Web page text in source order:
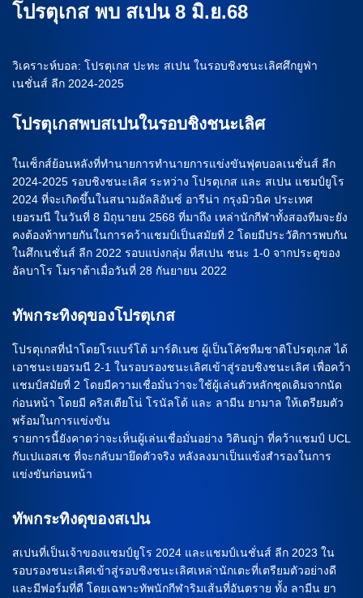
โปรตุเกส พบ สเปน 8 มิ.ย.68
วิเคราะห์บอล: โปรตุเกส ปะทะ สเปน ในรอบชิงชนะเลิศศึกยูฟ่า
เนชั่นส์ ลีก 2024-2025
โปรตุเกสพบสเปนในรอบชิงชนะเลิศ
ในเซ็กส์ย้อนหลังที่ทำนายการทำนายการแข่งขันฟุตบอลเนชั่นส์ ลีก
2024-2025 รอบชิงชนะเลิศ ระหว่าง โปรตุเกส และ สเปน แชมป์ยูโร
2024 ที่จะเกิดขึ้นในสนามอัลลิอันซ์ อารีน่า กรุงมิวนิค ประเทศ
เยอรมนี ในวันที่ 8 มิถุนายน 2568 ที่มาถึง เหล่านักกีฬาทั้งสองทีมจะยัง
คงต้องท้าทายกันในการคว้าแชมป์เป็นสมัยที่ 2 โดยมีประวัติการพบกัน
ในศึกเนชั่นส์ ลีก 2022 รอบแบ่งกลุ่ม ที่สเปน ชนะ 1-0 จากประตูของ
อัลบาโร โมราต้าเมื่อวันที่ 28 กันยายน 2022
ทัพกระทิงดุของโปรตุเกส
โปรตุเกสที่นำโดยโรแบร์โต้ มาร์ติเนซ ผู้เป็นโค้ชทีมชาติโปรตุเกส ได้
เอาชนะเยอรมนี 2-1 ในรอบรองชนะเลิศเข้าสู่รอบชิงชนะเลิศ เพื่อคว้า
แชมป์สมัยที่ 2 โดยมีความเชื่อมั่นว่าจะใช้ผู้เล่นตัวหลักชุดเดิมจากนัด
ก่อนหน้า โดยมี คริสเตียโน่ โรนัลโด้ และ ลามีน ยามาล ให้เตรียมตัว
พร้อมในการแข่งขัน
รายการนี้ยังคาดว่าจะเห็นผู้เล่นเชื่อมั่นอย่าง วิตินญ่า ที่คว้าแชมป์ UCL
กับเปแอสเช ที่จะกลับมายึดตัวจริง หลังลงมาเป็นแข้งสำรองในการ
แข่งขันก่อนหน้า
ทัพกระทิงดุของสเปน
สเปนที่เป็นเจ้าของแชมป์ยูโร 2024 และแชมป์เนชั่นส์ ลีก 2023 ใน
รอบรองชนะเลิศเข้าสู่รอบชิงชนะเลิศเหล่านักเตะที่เตรียมตัวอย่างดี
และมีฟอร์มที่ดี โดยเฉพาะทัพนักกีฬาริมเส้นที่อันตราย ทั้ง ลามีน ยา